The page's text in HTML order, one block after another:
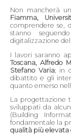
Non mancherà un
Fiamma,
comprendere se,
stanno
digitalizzazione
I lavori saranno
Toscana, Alfredo
Stefano Varia; in
dibattito e gli
quanto emerso
La progettazione
sviluppati da
(Building
fondamentale la
qualità più elevata